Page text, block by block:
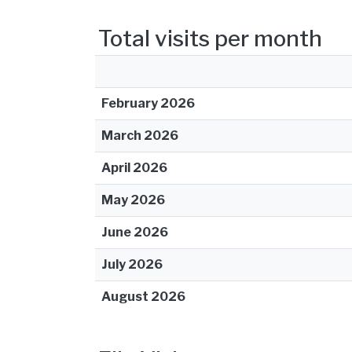
Total visits per month
February 2026
March 2026
April 2026
May 2026
June 2026
July 2026
August 2026